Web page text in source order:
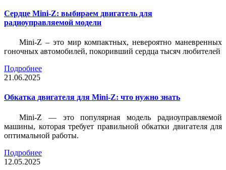
Сердце Mini-Z: выбираем двигатель для
радиоуправляемой модели
Mini-Z – это мир компактных, невероятно маневренных
гоночных автомобилей, покоривший сердца тысяч любителей
Подробнее
21.06.2025
Обкатка двигателя для Mini-Z: что нужно знать
Mini-Z — это популярная модель радиоуправляемой
машины, которая требует правильной обкатки двигателя для
оптимальной работы.
Подробнее
12.05.2025